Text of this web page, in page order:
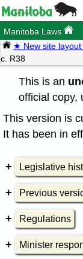
Manitoba Laws
★ New site
c. R38
This is an
official copy,
This version is
It has been in
Legislative
Previous
Regulations
Minister